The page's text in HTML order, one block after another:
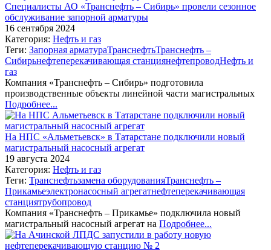
Специалисты АО «Транснефть – Сибирь» провели сезонное
обслуживание запорной арматуры
16 сентября 2024
Категория: Нефть и газ
Теги: Запорная арматураТранснефтьТранснефть –
Сибирьнефтеперекачивающая станциянефтепроводНефть и
газ
Компания «Транснефть – Сибирь» подготовила
производственные объекты линейной части магистральных
Подробнее...
На НПС «Альметьевск» в Татарстане подключили новый
магистральный насосный агрегат
19 августа 2024
Категория: Нефть и газ
Теги: Транснефтьзамена оборудованияТранснефть –
Прикамьеэлектронасосный агрегатнефтеперекачивающая
станциятрубопровод
Компания «Транснефть – Прикамье» подключила новый
магистральный насосный агрегат на Подробнее...